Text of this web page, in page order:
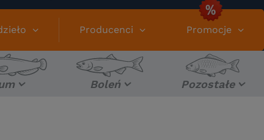
Producenci Promocje
Boleń Pozostałe